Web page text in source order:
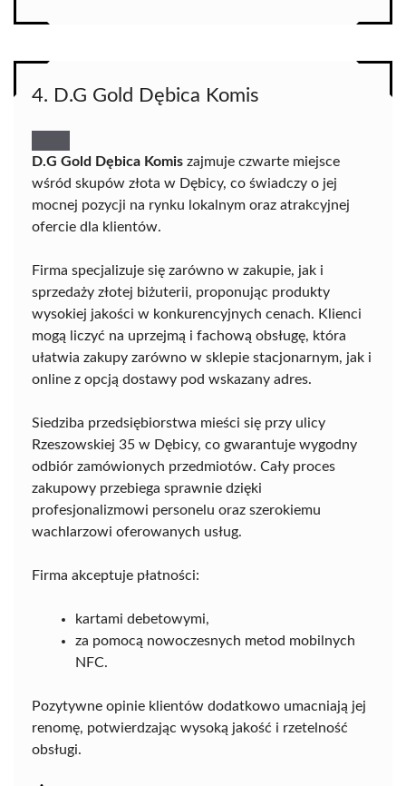
4. D.G Gold Dębica Komis
D.G Gold Dębica Komis zajmuje czwarte miejsce
wśród skupów złota w Dębicy, co świadczy o jej
mocnej pozycji na rynku lokalnym oraz atrakcyjnej
ofercie dla klientów.
Firma specjalizuje się zarówno w zakupie, jak i
sprzedaży złotej biżuterii, proponując produkty
wysokiej jakości w konkurencyjnych cenach. Klienci
mogą liczyć na uprzejmą i fachową obsługę, która
ułatwia zakupy zarówno w sklepie stacjonarnym, jak i
online z opcją dostawy pod wskazany adres.
Siedziba przedsiębiorstwa mieści się przy ulicy
Rzeszowskiej 35 w Dębicy, co gwarantuje wygodny
odbiór zamówionych przedmiotów. Cały proces
zakupowy przebiega sprawnie dzięki
profesjonalizmowi personelu oraz szerokiemu
wachlarzowi oferowanych usług.
Firma akceptuje płatności:
kartami debetowymi,
za pomocą nowoczesnych metod mobilnych
NFC.
Pozytywne opinie klientów dodatkowo umacniają jej
renomę, potwierdzając wysoką jakość i rzetelność
obsługi.